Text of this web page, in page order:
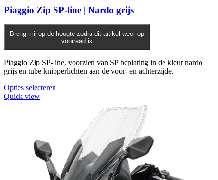
optie
kan
gekozen
worden
op
de
productpagina
Piaggio Zip SP-line | Nardo grijs
Breng mij op de hoogte zodra dit artikel weer op
voorraad is
Piaggio Zip SP-line, voorzien van SP beplating in de kleur nardo
grijs en tube knipperlichten aan de voor- en achterzijde.
Opties selecteren
Quick view